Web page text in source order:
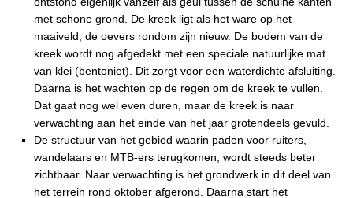
met schone grond. De kreek ligt als het ware op het
maaiveld, de oevers rondom zijn nieuw. De bodem van de
kreek wordt nog afgedekt met een speciale natuurlijke mat
van klei (bentoniet). Dit zorgt voor een waterdichte afsluiting.
Daarna is het wachten op de regen om de kreek te vullen.
Dat gaat nog wel even duren, maar de kreek is naar
verwachting aan het einde van het jaar grotendeels gevuld.
De structuur van het gebied waarin paden voor ruiters,
wandelaars en MTB-ers terugkomen, wordt steeds beter
zichtbaar. Naar verwachting is het grondwerk in dit deel van
het terrein rond oktober afgerond. Daarna start het